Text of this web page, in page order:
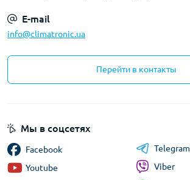
E-mail
info@climatronic.ua
Перейти в контакты
Мы в соцсетях
Facebook
Youtube
Telegram
Viber